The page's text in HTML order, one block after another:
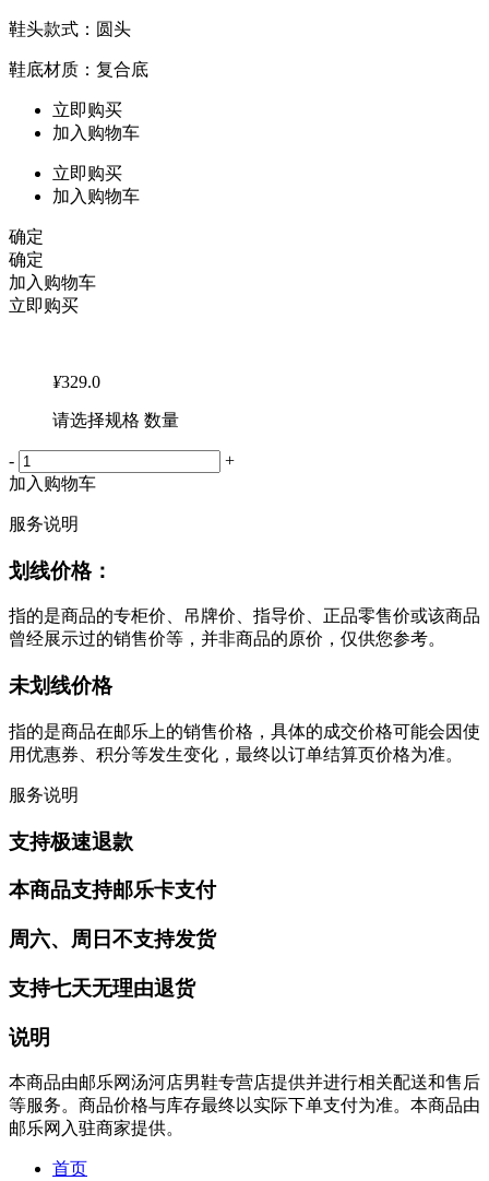
鞋头款式：圆头
鞋底材质：复合底
立即购买
加入购物车
立即购买
加入购物车
确定
确定
加入购物车
立即购买
¥329.0
请选择规格 数量
-
+
加入购物车
服务说明
划线价格：
指的是商品的专柜价、吊牌价、指导价、正品零售价或该商品
曾经展示过的销售价等，并非商品的原价，仅供您参考。
未划线价格
指的是商品在邮乐上的销售价格，具体的成交价格可能会因使
用优惠券、积分等发生变化，最终以订单结算页价格为准。
服务说明
支持极速退款
本商品支持邮乐卡支付
周六、周日不支持发货
支持七天无理由退货
说明
本商品由邮乐网汤河店男鞋专营店提供并进行相关配送和售后
等服务。商品价格与库存最终以实际下单支付为准。本商品由
邮乐网入驻商家提供。
首页